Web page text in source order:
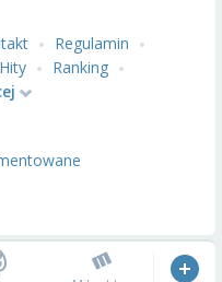
Regulamin
Hity
Ranking